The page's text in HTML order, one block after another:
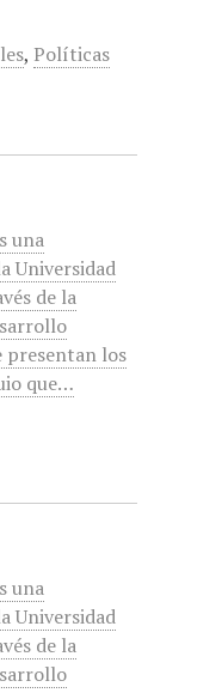
, Políticas
una
Universidad
de la
presentan los
que…
una
Universidad
de la